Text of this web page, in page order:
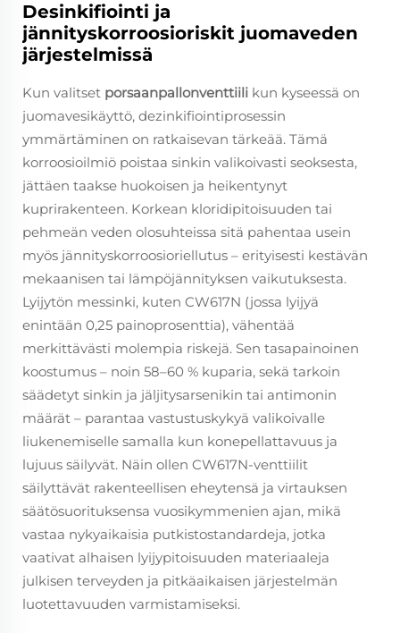
Desinkifiointi ja
jännityskorroosioriskit juomaveden
järjestelmissä
Kun valitset porsaanpallonventtiili kun kyseessä on
juomavesikäyttö, dezinkifiointiprosessin
ymmärtäminen on ratkaisevan tärkeää. Tämä
korroosioilmiö poistaa sinkin valikoivasti seoksesta,
jättäen taakse huokoisen ja heikentynyt
kuprirakenteen. Korkean kloridipitoisuuden tai
pehmeän veden olosuhteissa sitä pahentaa usein
myös jännityskorroosioriellutus – erityisesti kestävän
mekaanisen tai lämpöjännityksen vaikutuksesta.
Lyijytön messinki, kuten CW617N (jossa lyijyä
enintään 0,25 painoprosenttia), vähentää
merkittävästi molempia riskejä. Sen tasapainoinen
koostumus – noin 58–60 % kuparia, sekä tarkoin
säädetyt sinkin ja jäljitysarsenikin tai antimonin
määrät – parantaa vastustuskykyä valikoivalle
liukenemiselle samalla kun konepellattavuus ja
lujuus säilyvät. Näin ollen CW617N-venttiilit
säilyttävät rakenteellisen eheytensä ja virtauksen
säätösuorituksensa vuosikymmenien ajan, mikä
vastaa nykyaikaisia putkistostandardeja, jotka
vaativat alhaisen lyijypitoisuuden materiaaleja
julkisen terveyden ja pitkäaikaisen järjestelmän
luotettavuuden varmistamiseksi.